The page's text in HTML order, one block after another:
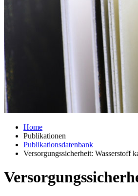
Home
Publikationen
Publikationsdatenbank
Versorgungssicherheit: Wasserstoff